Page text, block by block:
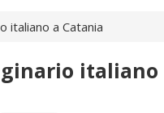
italiano a Catania
italiano